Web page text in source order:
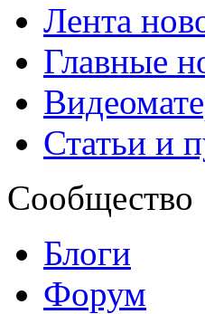
Лента
Главные
Статьи и
Сообщество
Блоги
Форум